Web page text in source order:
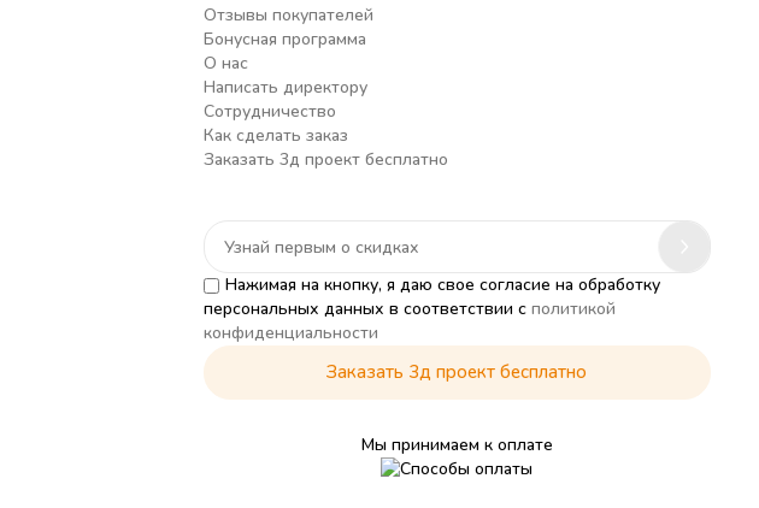
Отзывы покупателей
Бонусная программа
О нас
Написать директору
Сотрудничество
Как сделать заказ
Заказать 3д проект бесплатно
Нажимая на кнопку, я даю свое согласие на обработку
персональных данных в соответствии с политикой
конфиденциальности
Заказать 3д проект бесплатно
Мы принимаем к оплате